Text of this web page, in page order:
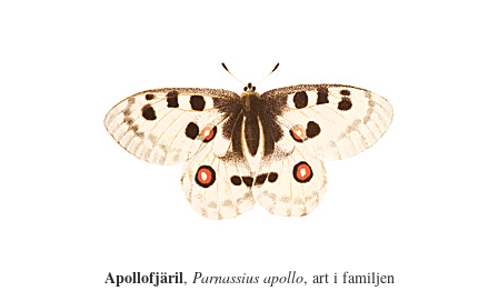
Apollofjäril, Parnassius apollo, art i familjen